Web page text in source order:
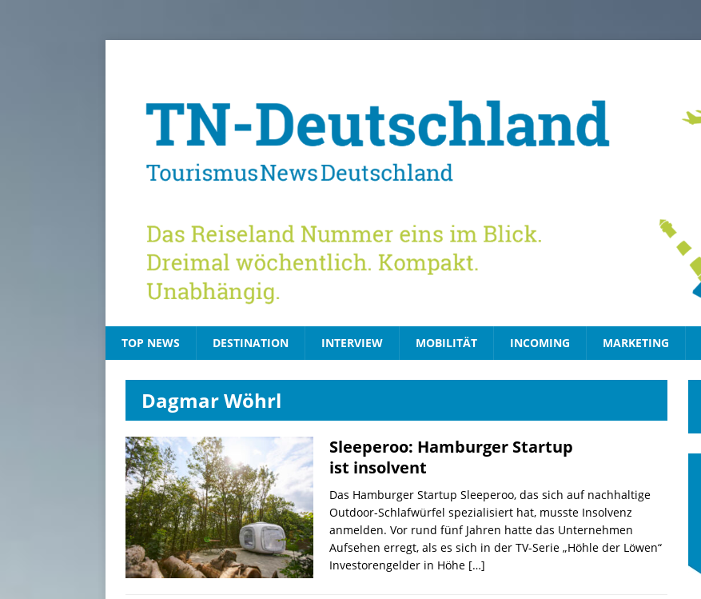
TOP NEWS DESTINATION INTERVIEW MOBILITÄT INCOMING MARKETING
Dagmar Wöhrl
Sleeperoo: Hamburger Startup
ist insolvent
Das Hamburger Startup Sleeperoo, das sich auf nachhaltige
Outdoor-Schlafwürfel spezialisiert hat, musste Insolvenz
anmelden. Vor rund fünf Jahren hatte das Unternehmen
Aufsehen erregt, als es sich in der TV-Serie „Höhle der Löwen“
Investorengelder in Höhe […]